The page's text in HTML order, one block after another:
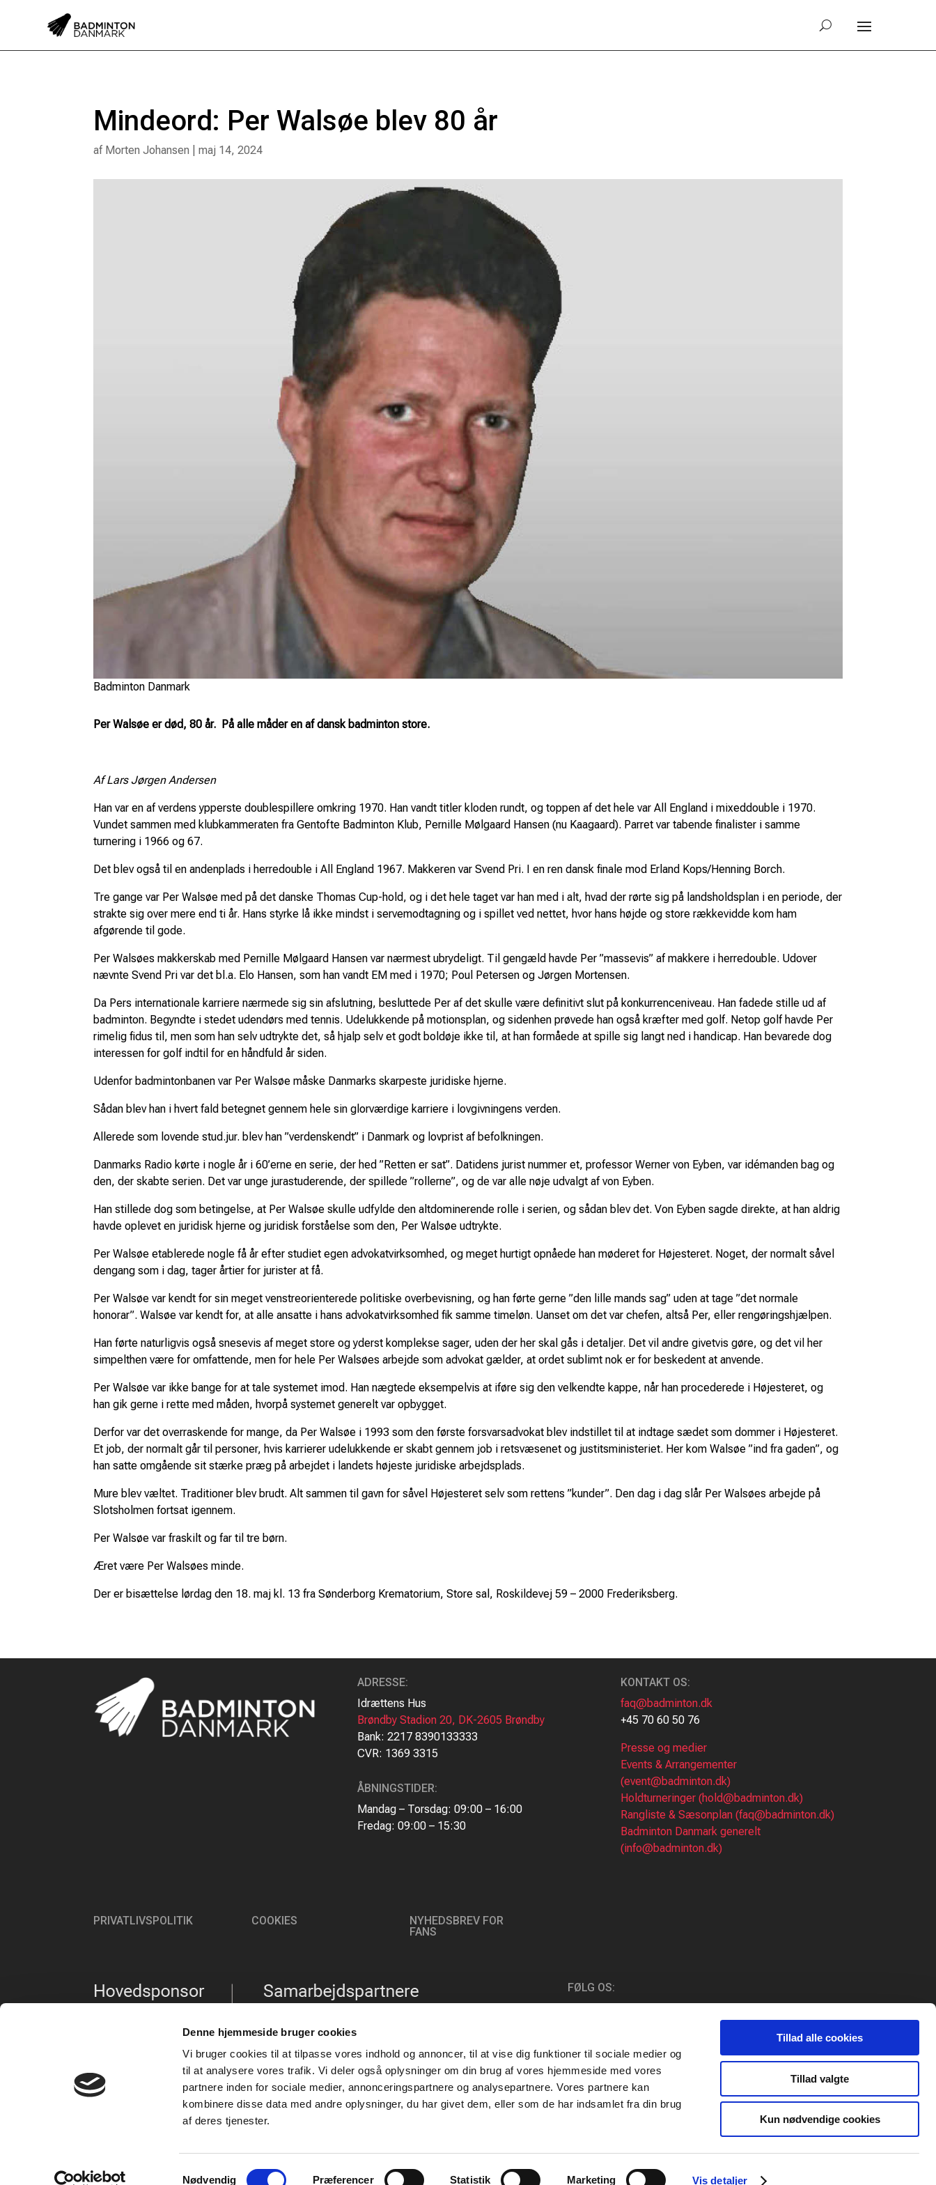
Denne hjemmeside bruger cookies
Vi bruger cookies til at tilpasse vores indhold og annoncer, til at vise dig funktioner til sociale medier og
til at analysere vores trafik. Vi deler også oplysninger om din brug af vores hjemmeside med vores
partnere inden for sociale medier, annonceringspartnere og analysepartnere. Vores partnere kan
kombinere disse data med andre oplysninger, du har givet dem, eller som de har indsamlet fra din brug
af deres tjenester.
Samtykkevalg
Nødvendig Præferencer Statistik Marketing Vis detaljer
Tillad alle cookies
Tillad valgte
Kun nødvendige cookies
Mindeord: Per Walsøe blev 80 år
af Morten Johansen |maj 14, 2024
Badminton Danmark
Per Walsøe er død, 80 år. På alle måder en af dansk badminton store.
Af Lars Jørgen Andersen
Han var en af verdens ypperste doublespillere omkring 1970. Han vandt titler kloden rundt, og toppen af det hele var All England i mixeddouble i 1970.
Vundet sammen med klubkammeraten fra Gentofte Badminton Klub, Pernille Mølgaard Hansen (nu Kaagaard). Parret var tabende finalister i samme
turnering i 1966 og 67.
Det blev også til en andenplads i herredouble i All England 1967. Makkeren var Svend Pri. I en ren dansk finale mod Erland Kops/Henning Borch.
Tre gange var Per Walsøe med på det danske Thomas Cup-hold, og i det hele taget var han med i alt, hvad der rørte sig på landsholdsplan i en periode, der
strakte sig over mere end ti år. Hans styrke lå ikke mindst i servemodtagning og i spillet ved nettet, hvor hans højde og store rækkevidde kom ham
afgørende til gode.
Per Walsøes makkerskab med Pernille Mølgaard Hansen var nærmest ubrydeligt. Til gengæld havde Per ”massevis” af makkere i herredouble. Udover
nævnte Svend Pri var det bl.a. Elo Hansen, som han vandt EM med i 1970; Poul Petersen og Jørgen Mortensen.
Da Pers internationale karriere nærmede sig sin afslutning, besluttede Per af det skulle være definitivt slut på konkurrenceniveau. Han fadede stille ud af
badminton. Begyndte i stedet udendørs med tennis. Udelukkende på motionsplan, og sidenhen prøvede han også kræfter med golf. Netop golf havde Per
rimelig fidus til, men som han selv udtrykte det, så hjalp selv et godt boldøje ikke til, at han formåede at spille sig langt ned i handicap. Han bevarede dog
interessen for golf indtil for en håndfuld år siden.
Udenfor badmintonbanen var Per Walsøe måske Danmarks skarpeste juridiske hjerne.
Sådan blev han i hvert fald betegnet gennem hele sin glorværdige karriere i lovgivningens verden.
Allerede som lovende stud.jur. blev han ”verdenskendt” i Danmark og lovprist af befolkningen.
Danmarks Radio kørte i nogle år i 60’erne en serie, der hed ”Retten er sat”. Datidens jurist nummer et, professor Werner von Eyben, var idémanden bag og
den, der skabte serien. Det var unge jurastuderende, der spillede ”rollerne”, og de var alle nøje udvalgt af von Eyben.
Han stillede dog som betingelse, at Per Walsøe skulle udfylde den altdominerende rolle i serien, og sådan blev det. Von Eyben sagde direkte, at han aldrig
havde oplevet en juridisk hjerne og juridisk forståelse som den, Per Walsøe udtrykte.
Per Walsøe etablerede nogle få år efter studiet egen advokatvirksomhed, og meget hurtigt opnåede han møderet for Højesteret. Noget, der normalt såvel
dengang som i dag, tager årtier for jurister at få.
Per Walsøe var kendt for sin meget venstreorienterede politiske overbevisning, og han førte gerne ”den lille mands sag” uden at tage ”det normale
honorar”. Walsøe var kendt for, at alle ansatte i hans advokatvirksomhed fik samme timeløn. Uanset om det var chefen, altså Per, eller rengøringshjælpen.
Han førte naturligvis også snesevis af meget store og yderst komplekse sager, uden der her skal gås i detaljer. Det vil andre givetvis gøre, og det vil her
simpelthen være for omfattende, men for hele Per Walsøes arbejde som advokat gælder, at ordet sublimt nok er for beskedent at anvende.
Per Walsøe var ikke bange for at tale systemet imod. Han nægtede eksempelvis at iføre sig den velkendte kappe, når han procederede i Højesteret, og
han gik gerne i rette med måden, hvorpå systemet generelt var opbygget.
Derfor var det overraskende for mange, da Per Walsøe i 1993 som den første forsvarsadvokat blev indstillet til at indtage sædet som dommer i Højesteret.
Et job, der normalt går til personer, hvis karrierer udelukkende er skabt gennem job i retsvæsenet og justitsministeriet. Her kom Walsøe ”ind fra gaden”, og
han satte omgående sit stærke præg på arbejdet i landets højeste juridiske arbejdsplads.
Mure blev væltet. Traditioner blev brudt. Alt sammen til gavn for såvel Højesteret selv som rettens ”kunder”. Den dag i dag slår Per Walsøes arbejde på
Slotsholmen fortsat igennem.
Per Walsøe var fraskilt og far til tre børn.
Æret være Per Walsøes minde.
Der er bisættelse lørdag den 18. maj kl. 13 fra Sønderborg Krematorium, Store sal, Roskildevej 59 – 2000 Frederiksberg.
ADRESSE:
Idrættens Hus
Brøndby Stadion 20, DK-2605 Brøndby
Bank: 2217 8390133333
CVR: 1369 3315
ÅBNINGSTIDER:
Mandag – Torsdag: 09:00 – 16:00
Fredag: 09:00 – 15:30
KONTAKT OS:
faq@badminton.dk
+45 70 60 50 76
Presse og medier
Events & Arrangementer
(event@badminton.dk)
Holdturneringer (hold@badminton.dk)
Rangliste & Sæsonplan (faq@badminton.dk)
Badminton Danmark generelt
(info@badminton.dk)
PRIVATLIVSPOLITIK COOKIES
NYHEDSBREV FOR
FANS
FØLG OS: